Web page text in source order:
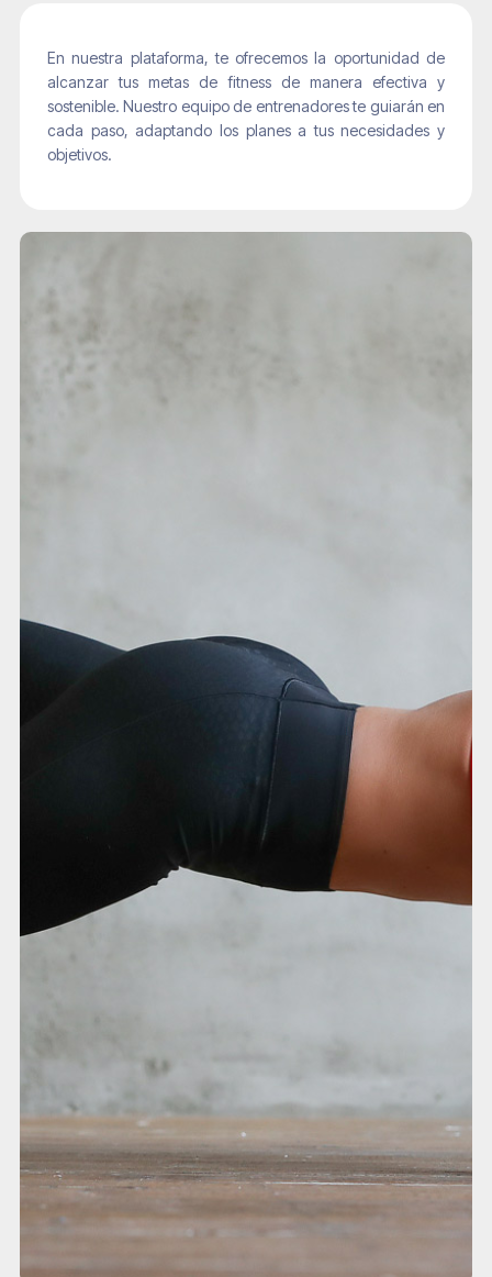
En nuestra plataforma, te ofrecemos la oportunidad de
alcanzar tus metas de fitness de manera efectiva y
sostenible. Nuestro equipo de entrenadores te guiarán en
cada paso, adaptando los planes a tus necesidades y
objetivos.